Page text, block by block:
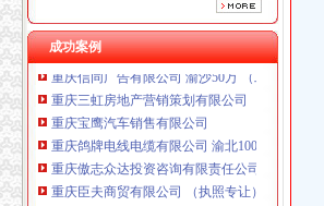
成功案例
重庆海谛升进出口贸易有限公司 渝北100万 （
重庆奕欣锦诚商贸有限公司 渝九50万 （工商注
重庆信同广告有限公司 渝沙50万 （工商注册）
重庆三虹房地产营销策划有限公司
重庆宝鹰汽车销售有限公司
重庆鸽牌电线电缆有限公司 渝北10010万 (进出
重庆傲志众达投资咨询有限责任公司 渝九1000
重庆臣夫商贸有限公司 （执照专让）
重庆卿倾商贸有限责任公司 渝江100万 （工商注